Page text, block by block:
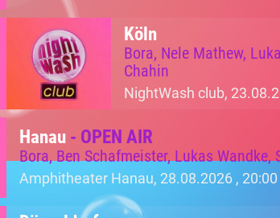
Köln
Bora, Nele Mathew,
Chahin
NightWash club,
Hanau - OPEN AIR
Bora, Ben Schafmeister, Lukas
Amphitheater Hanau, 28.08.2026 ,